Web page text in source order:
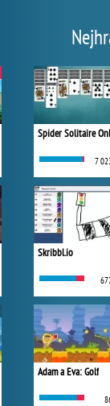
Spider Solitaire
7
Skribbl.io
Adam a Eva: Golf